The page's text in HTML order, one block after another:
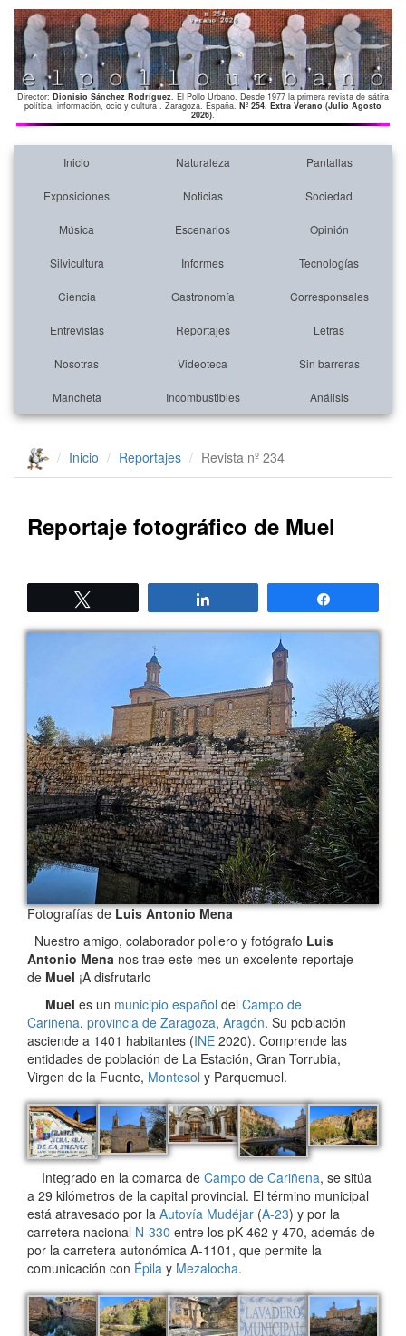
Director: Dionisio Sánchez Rodríguez. El Pollo Urbano. Desde 1977 la primera revista de sátira
política, información, ocio y cultura . Zaragoza. España. Nº 254. Extra Verano (Julio Agosto
2026).
Inicio Naturaleza Pantallas
Exposiciones Noticias Sociedad
Música Escenarios Opinión
Silvicultura Informes Tecnologías
Ciencia Gastronomía Corresponsales
Entrevistas Reportajes Letras
Nosotras Videoteca Sin barreras
Mancheta Incombustibles Análisis
Inicio Reportajes Revista nº 234
Reportaje fotográfico de Muel
Fotografías deLuis Antonio Mena
Nuestro amigo, colaborador pollero y fotógrafo Luis
Antonio Mena nos trae este mes un excelente reportaje
de Muel ¡A disfrutarlo
Muel es un municipio español del Campo de
Cariñena, provincia de Zaragoza, Aragón. Su población
asciende a 1401 habitantes (INE 2020). Comprende las
entidades de población de La Estación, Gran Torrubia,
Virgen de la Fuente, Montesol y Parquemuel.
Integrado en la comarca de Campo de Cariñena, se sitúa
a 29 kilómetros de la capital provincial. El término municipal
está atravesado por la Autovía Mudéjar (A-23) y por la
carretera nacional N-330 entre los pK 462 y 470, además de
por la carretera autonómica A-1101, que permite la
comunicación con Épila y Mezalocha.